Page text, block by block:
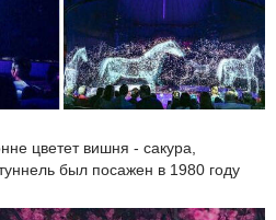
цветет вишня - сакура,
был посажен в 1980 году